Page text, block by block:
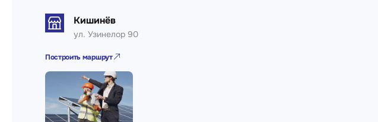
- Номер каталога: 114627
- EAN: 4015081140275
- Ширина изделия: 60 мм
- Вес изделия: 4.6 кг
- Код модели: XLSPL1F8
- Модель: База передняя/задняя
- Максимальная нагрузка: 0 кг
- Подходит для длины/глубины корпуса: 0 мм
Кишинёв
ул. Узинелор 90
Построить маршрут